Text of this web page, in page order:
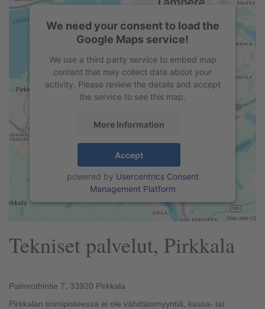
We need your consent to load the
Google Maps service!
We use a third party service to embed map
content that may collect data about your
activity. Please review the details and accept
the service to see this map.
More Information
Accept
powered by Usercentrics Consent
Management Platform
Tekniset palvelut, Pirkkala
Palmrothintie 7, 33920 Pirkkala
Pirkkalan toimipisteessä ei ole vähittäismyyntiä, kassa- tai